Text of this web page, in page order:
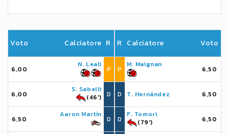
Voto Calciatore R
6,00
N. Leali
P
6,00
S. Sabelli
(46')
D
6,50
Aaron Martín
D
R Calciatore Voto
P
M. Maignan
6,50
D T. Hernández 6,50
D
F. Tomori
(79')
6,50